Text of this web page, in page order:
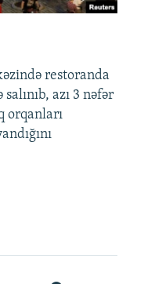
restoranda
azı 3 nəfər
orqanları